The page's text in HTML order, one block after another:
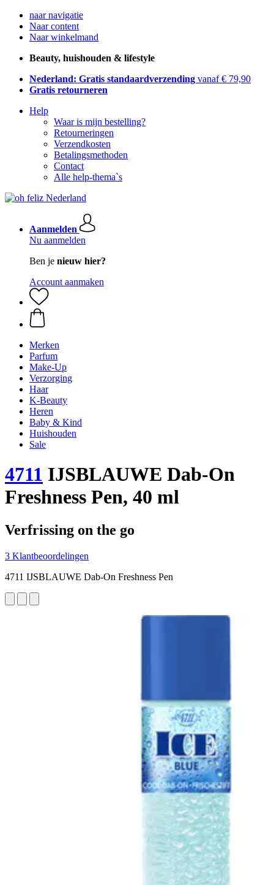
naar navigatie
Naar content
Naar winkelmand
Beauty, huishouden & lifestyle
Nederland: Gratis standaardverzending vanaf € 79,90
Gratis retourneren
Help
Waar is mijn bestelling?
Retourneringen
Verzendkosten
Betalingsmethoden
Contact
Alle help-thema`s
Aanmelden
Nu aanmelden
Ben je nieuw hier?
Account aanmaken
Merken
Parfum
Make-Up
Verzorging
Haar
K-Beauty
Heren
Baby & Kind
Huishouden
Sale
4711 IJSBLAUWE Dab-On
Freshness Pen, 40 ml
Verfrissing on the go
3 Klantbeoordelingen
4711 IJSBLAUWE Dab-On Freshness Pen